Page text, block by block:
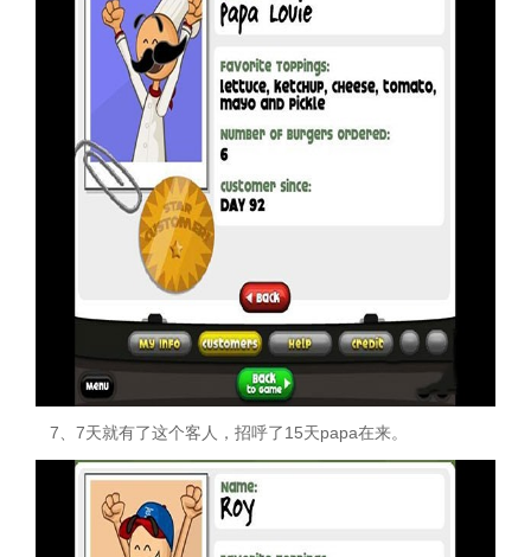
7、7天就有了这个客人，招呼了15天papa在来。